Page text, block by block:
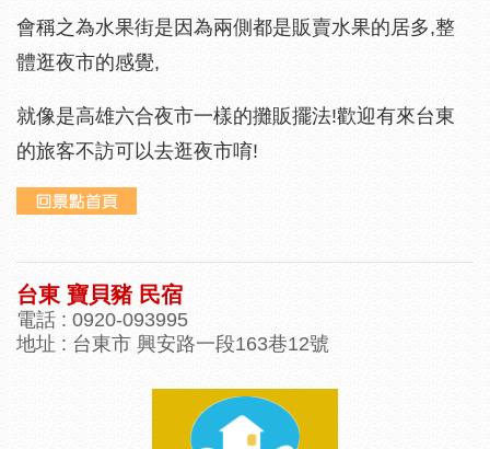
會稱之為水果街是因為兩側都是販賣水果的居多,整
體逛夜市的感覺,
就像是高雄六合夜市一樣的攤販擺法!歡迎有來台東
的旅客不訪可以去逛夜市唷!
台東 寶貝豬 民宿
電話 : 0920-093995
地址 : 台東市 興安路一段163巷12號